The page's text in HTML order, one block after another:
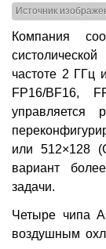
Источник
Компания
частоте 2 ГГц
FP16/BF16,
или 512×128
вариант
задачи.
Четыре чипа
воздушным